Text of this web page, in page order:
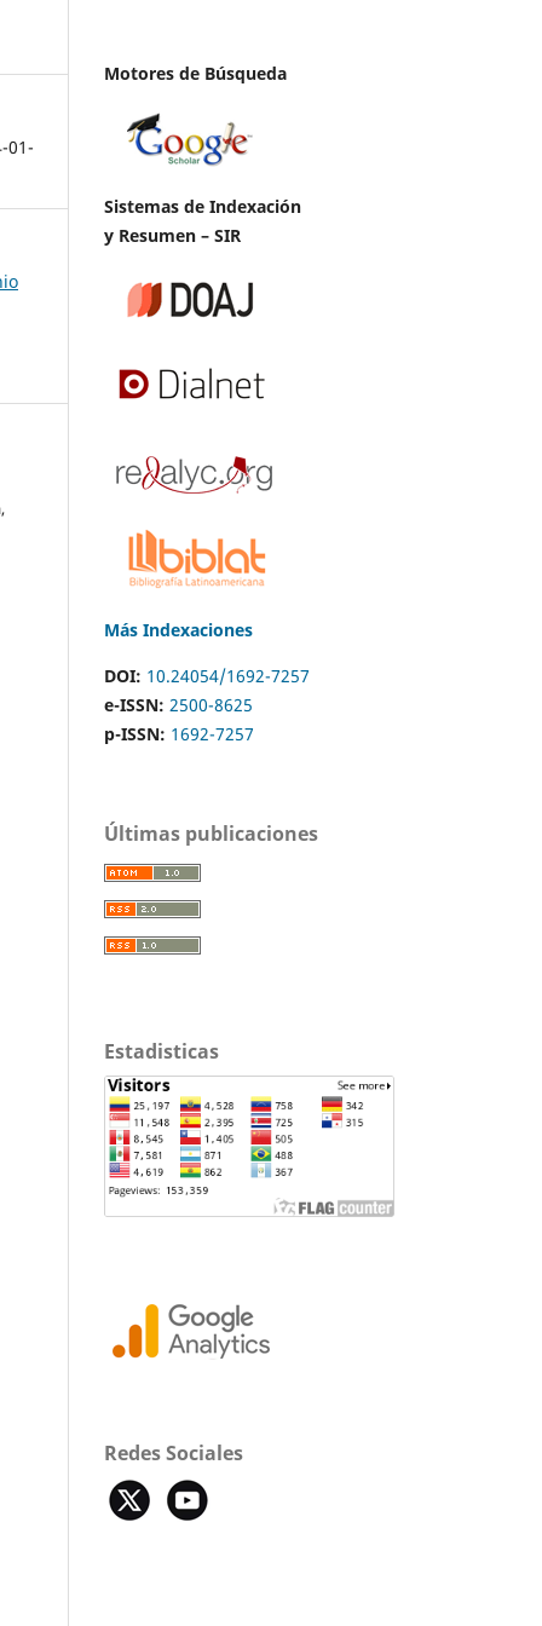
01-
Motores de Búsqueda
Sistemas de Indexación
y Resumen – SIR
Más Indexaciones
DOI: 10.24054/1692-7257
e-ISSN: 2500-8625
p-ISSN: 1692-7257
Últimas publicaciones
Estadisticas
Redes Sociales